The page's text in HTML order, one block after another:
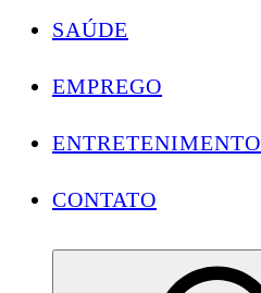
SAÚDE
EMPREGO
ENTRETENIMENTO
CONTATO